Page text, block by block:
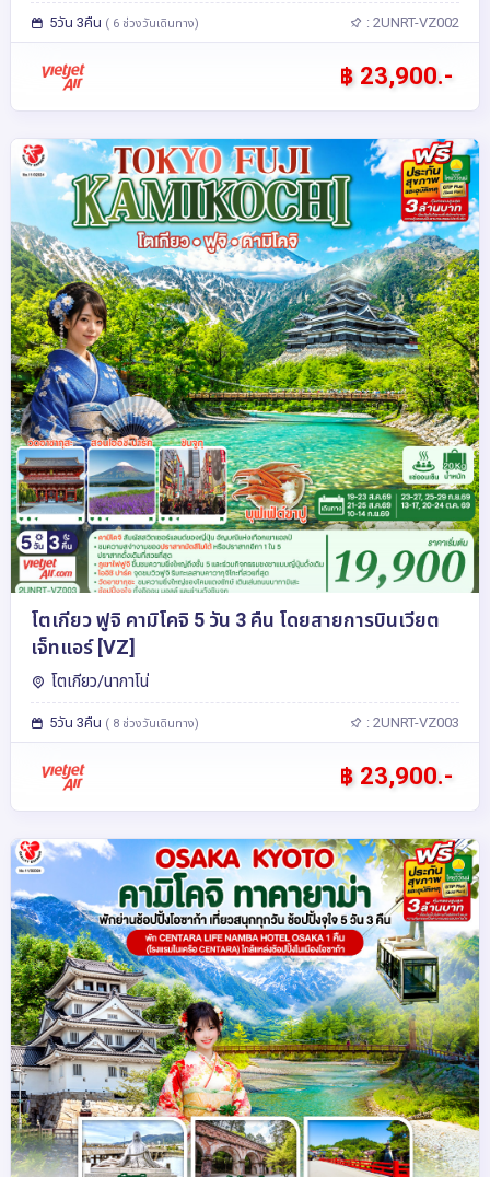
5วัน 3คืน ( 6 ช่วงวันเดินทาง) : 2UNRT-VZ002
฿ 23,900.-
โตเกียว ฟูจิ คามิโคจิ 5 วัน 3 คืน โดยสายการบินเวียต
เจ็ทแอร์ [VZ]
โตเกียว/นากาโน่
5วัน 3คืน ( 8 ช่วงวันเดินทาง) : 2UNRT-VZ003
฿ 23,900.-